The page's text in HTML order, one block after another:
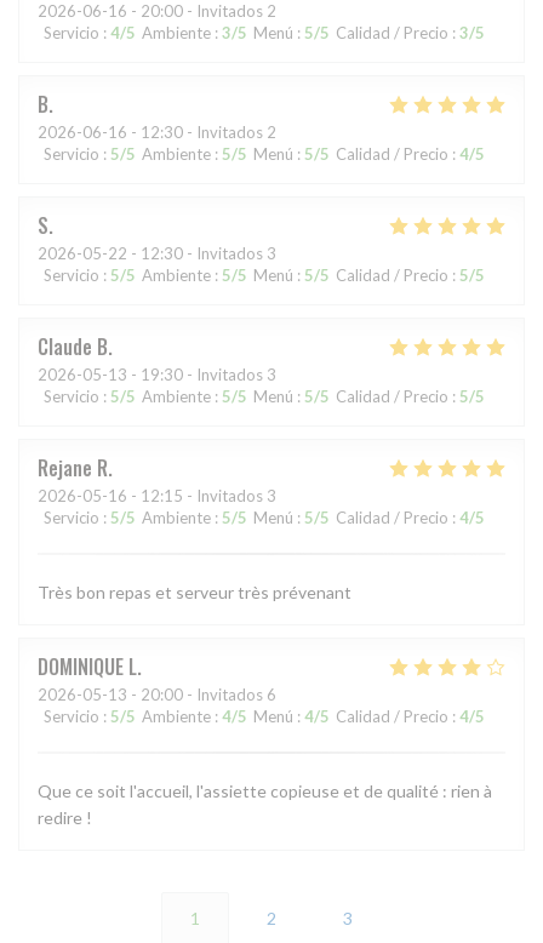
2026-06-16 - 20:00 - Invitados 2
Servicio : 4/5 Ambiente : 3/5 Menú : 5/5 Calidad / Precio : 3/5
B
2026-06-16 - 12:30 - Invitados 2
Servicio : 5/5 Ambiente : 5/5 Menú : 5/5 Calidad / Precio : 4/5
S
2026-05-22 - 12:30 - Invitados 3
Servicio : 5/5 Ambiente : 5/5 Menú : 5/5 Calidad / Precio : 5/5
Claude B
2026-05-13 - 19:30 - Invitados 3
Servicio : 5/5 Ambiente : 5/5 Menú : 5/5 Calidad / Precio : 5/5
Rejane R
2026-05-16 - 12:15 - Invitados 3
Servicio : 5/5 Ambiente : 5/5 Menú : 5/5 Calidad / Precio : 4/5
Très bon repas et serveur très prévenant
DOMINIQUE L
2026-05-13 - 20:00 - Invitados 6
Servicio : 5/5 Ambiente : 4/5 Menú : 4/5 Calidad / Precio : 4/5
Que ce soit l'accueil, l'assiette copieuse et de qualité : rien à
redire !
1 2 3